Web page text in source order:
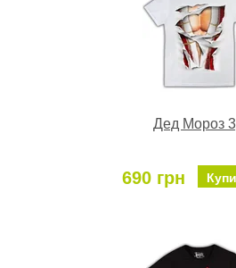
Дед Мороз
690 грн